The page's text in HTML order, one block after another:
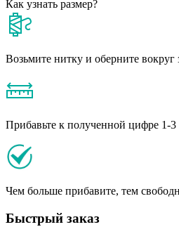
Как узнать размер?
Возьмите нитку и оберните вокруг
Прибавьте к полученной цифре 1-3
Чем больше прибавите, тем
Быстрый заказ